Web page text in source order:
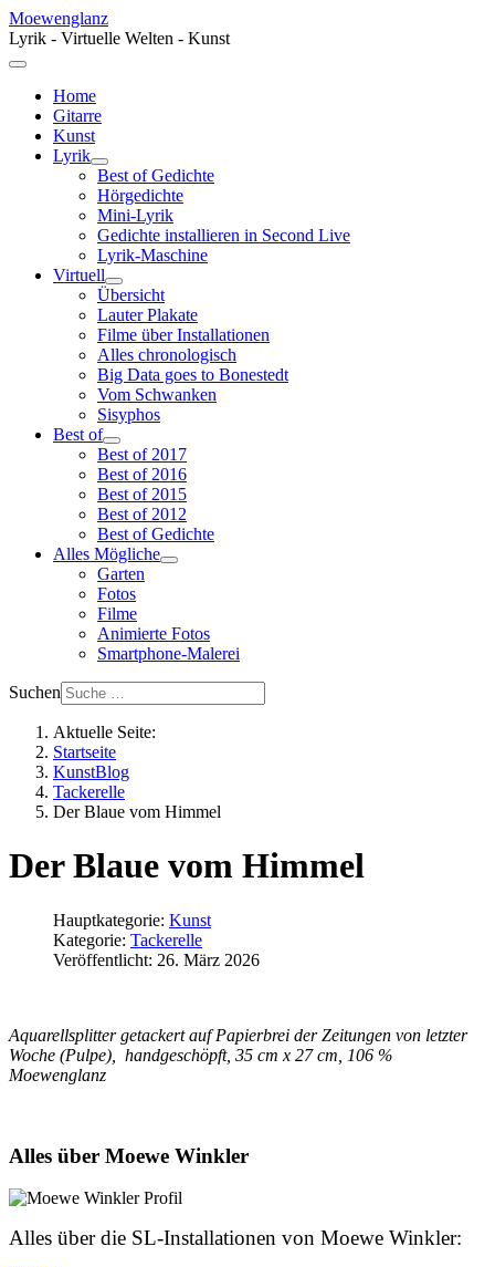
Moewenglanz
Lyrik - Virtuelle Welten - Kunst
Home
Gitarre
Kunst
Lyrik
Best of Gedichte
Hörgedichte
Mini-Lyrik
Gedichte installieren in Second Live
Lyrik-Maschine
Virtuell
Übersicht
Lauter Plakate
Filme über Installationen
Alles chronologisch
Big Data goes to Bonestedt
Vom Schwanken
Sisyphos
Best of
Best of 2017
Best of 2016
Best of 2015
Best of 2012
Best of Gedichte
Alles Mögliche
Garten
Fotos
Filme
Animierte Fotos
Smartphone-Malerei
Suchen
Aktuelle Seite:
Startseite
KunstBlog
Tackerelle
Der Blaue vom Himmel
Der Blaue vom Himmel
Hauptkategorie: Kunst
Kategorie: Tackerelle
Veröffentlicht: 26. März 2026
Aquarellsplitter getackert auf Papierbrei der Zeitungen von letzter
Woche (Pulpe), handgeschöpft, 35 cm x 27 cm, 106 %
Moewenglanz
Alles über Moewe Winkler
Alles über die SL-Installationen von Moewe Winkler: